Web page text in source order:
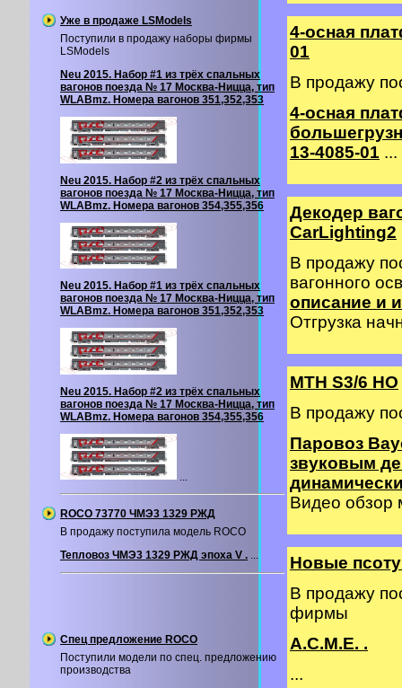
Уже в продаже LSModels
Поступили в продажу наборы фирмы
LSModels
Neu 2015. Набор #1 из трёх спальных
вагонов поезда № 17 Москва-Ницца, тип
WLABmz. Номера вагонов 351,352,353
Neu 2015. Набор #2 из трёх спальных
вагонов поезда № 17 Москва-Ницца, тип
WLABmz. Номера вагонов 354,355,356
Neu 2015. Набор #1 из трёх спальных
вагонов поезда № 17 Москва-Ницца, тип
WLABmz. Номера вагонов 351,352,353
Neu 2015. Набор #2 из трёх спальных
вагонов поезда № 17 Москва-Ницца, тип
WLABmz. Номера вагонов 354,355,356
ROCO 73770 ЧМЭ3 1329 РЖД
В продажу поступила модель ROCO
Тепловоз ЧМЭ3 1329 РЖД эпоха V . ...
Спец предложение ROCO
Поступили модели по спец. предложению
производства
4-осная
01
В продажу
4-осная
13-4085-01 ...
Декодер
CarLighting2
В продажу
вагонного
описание и
Отгрузка
MTH S3/6 HO
В продажу
Паровоз
звуковым
Видео обзор
Новые
В продажу
фирмы
A.C.M.E. .
...